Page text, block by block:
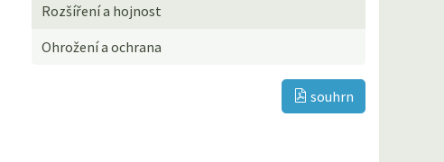
Rozšíření a hojnost
Ohrožení a ochrana
souhrn